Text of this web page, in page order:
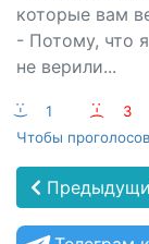
которые вам
- Потому, что
не верили...
:-) 1 :-(
3
Чтобы